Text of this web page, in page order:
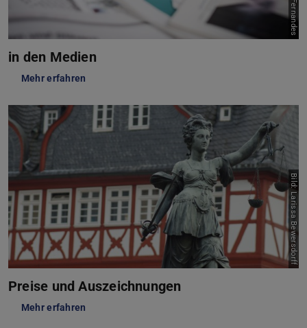
in den Medien
Mehr erfahren
Bild: Larissa Bewersdorff
Preise und Auszeichnungen
Mehr erfahren